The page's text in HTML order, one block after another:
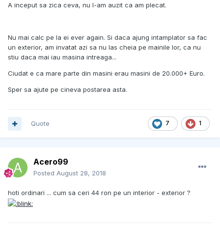
A inceput sa zica ceva, nu l-am auzit ca am plecat.
Nu mai calc pe la ei ever again. Si daca ajung intamplator sa fac
un exterior, am invatat azi sa nu las cheia pe mainile lor, ca nu
stiu daca mai iau masina intreaga...
Ciudat e ca mare parte din masini erau masini de 20.000+ Euro.
Sper sa ajute pe cineva postarea asta.
7 1
Quote
Acero99
Posted August 28, 2018
hoti ordinari ... cum sa ceri 44 ron pe un interior - exterior ?